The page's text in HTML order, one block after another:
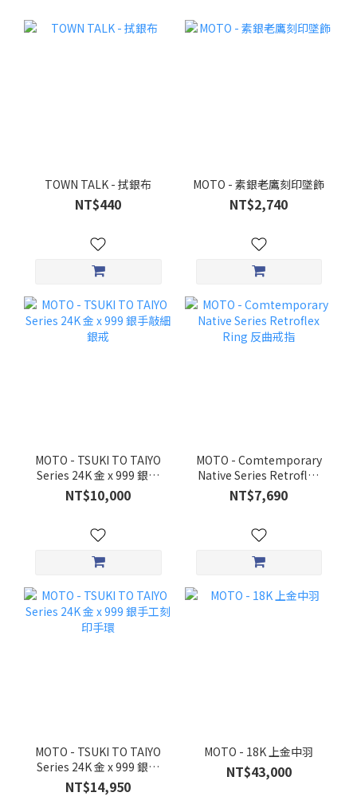
TOWN TALK - 拭銀布
NT$440
MOTO - 素銀老鷹刻印墜飾
NT$2,740
MOTO - TSUKI TO TAIYO
Series 24K 金 x 999 銀手
敲細銀戒
NT$10,000
MOTO - Comtemporary
Native Series Retroflex
Ring 反曲戒指
NT$7,690
MOTO - TSUKI TO TAIYO
Series 24K 金 x 999 銀手
工刻印手環
NT$14,950
MOTO - 18K 上金中羽
NT$43,000